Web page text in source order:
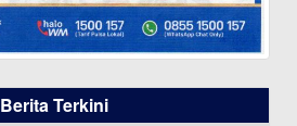
Berita Terkini